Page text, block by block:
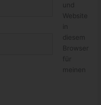
und
Website
in
diesem
Browser
für
meinen